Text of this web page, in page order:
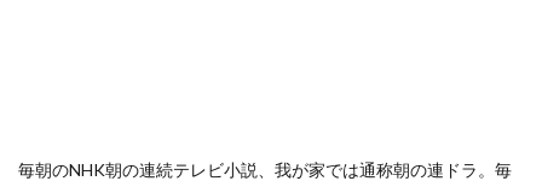
毎朝のNHK朝の連続テレビ小説、我が家では通称朝の連ドラ。毎